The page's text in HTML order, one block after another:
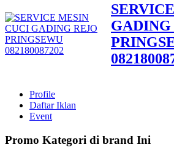
GADING
Profile
Daftar Iklan
Event
Promo Kategori di brand Ini